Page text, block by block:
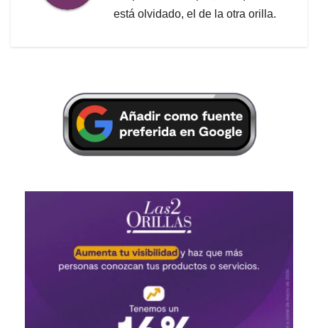
está olvidado, el de la otra orilla.